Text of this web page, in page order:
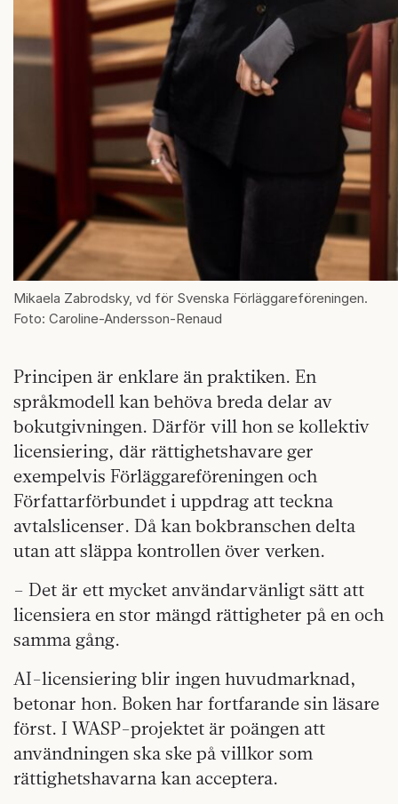
Mikaela Zabrodsky, vd för Svenska Förläggareföreningen.
Foto: Caroline-Andersson-Renaud
Principen är enklare än praktiken. En
språkmodell kan behöva breda delar av
bokutgivningen. Därför vill hon se kollektiv
licensiering, där rättighetshavare ger
exempelvis Förläggareföreningen och
Författarförbundet i uppdrag att teckna
avtalslicenser. Då kan bokbranschen delta
utan att släppa kontrollen över verken.
– Det är ett mycket användarvänligt sätt att
licensiera en stor mängd rättigheter på en och
samma gång.
AI-licensiering blir ingen huvudmarknad,
betonar hon. Boken har fortfarande sin läsare
först. I WASP-projektet är poängen att
användningen ska ske på villkor som
rättighetshavarna kan acceptera.